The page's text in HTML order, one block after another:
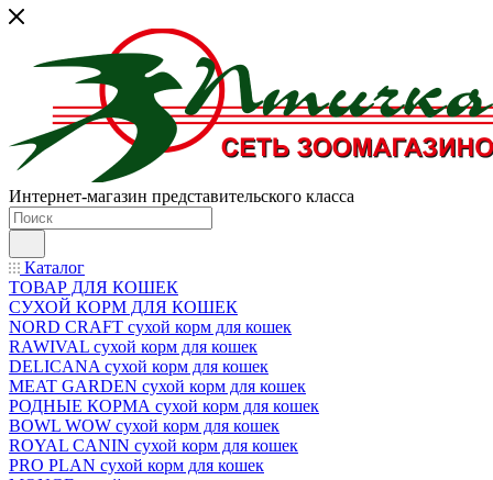
Интернет-магазин представительского класса
Каталог
ТОВАР ДЛЯ КОШЕК
СУХОЙ КОРМ ДЛЯ КОШЕК
NORD CRAFT сухой корм для кошек
RAWIVAL сухой корм для кошек
DELICANA сухой корм для кошек
MEAT GARDEN сухой корм для кошек
РОДНЫЕ КОРМА сухой корм для кошек
BOWL WOW сухой корм для кошек
ROYAL CANIN сухой корм для кошек
PRO PLAN сухой корм для кошек